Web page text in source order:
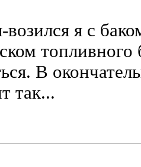
возился я с
топливного
В
так...